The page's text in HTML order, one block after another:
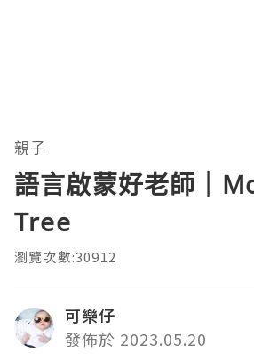
親子
語言啟蒙好老師｜
Tree
瀏覽次數:30912
可樂仔
發佈於 2023.05.20